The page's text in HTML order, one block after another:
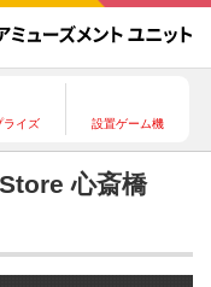
ライズ 設置ゲーム機
心斎橋